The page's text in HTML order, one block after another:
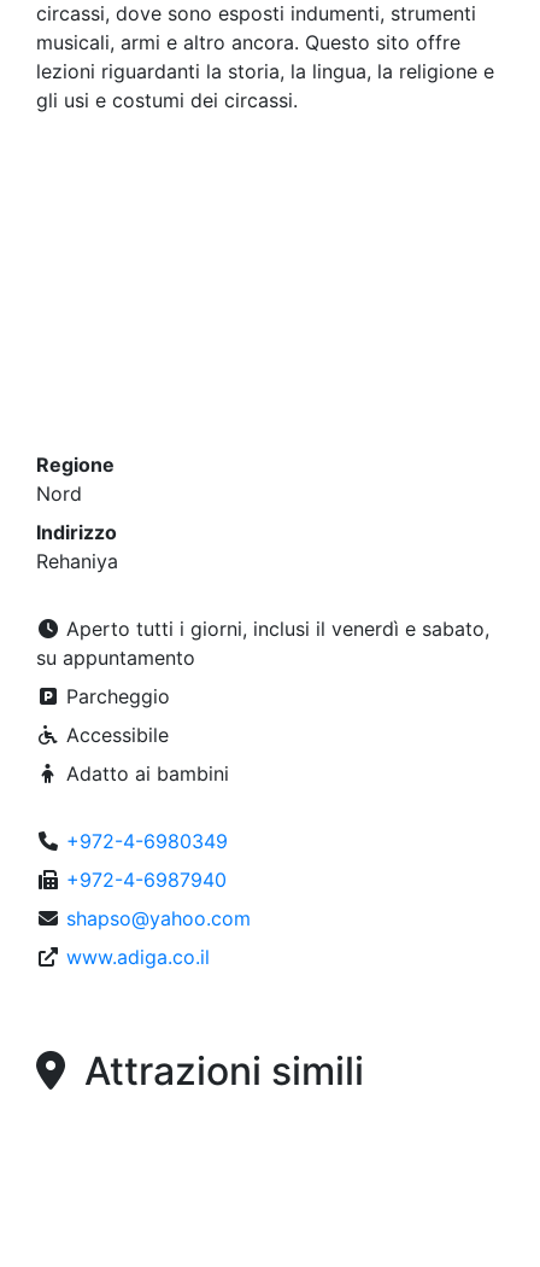
circassi, dove sono esposti indumenti, strumenti
musicali, armi e altro ancora. Questo sito offre
lezioni riguardanti la storia, la lingua, la religione e
gli usi e costumi dei circassi.
Regione
Nord
Indirizzo
Rehaniya
Aperto tutti i giorni, inclusi il venerdì e sabato,
su appuntamento
Parcheggio
Accessibile
Adatto ai bambini
+972-4-6980349
+972-4-6987940
shapso@yahoo.com
www.adiga.co.il
Attrazioni simili